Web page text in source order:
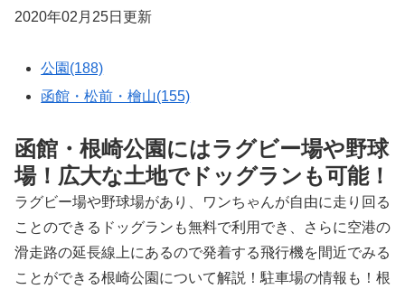
2020年02月25日更新
公園(188)
函館・松前・檜山(155)
函館・根崎公園にはラグビー場や野球
場！広大な土地でドッグランも可能！
ラグビー場や野球場があり、ワンちゃんが自由に走り回る
ことのできるドッグランも無料で利用でき、さらに空港の
滑走路の延長線上にあるので発着する飛行機を間近でみる
ことができる根崎公園について解説！駐車場の情報も！根